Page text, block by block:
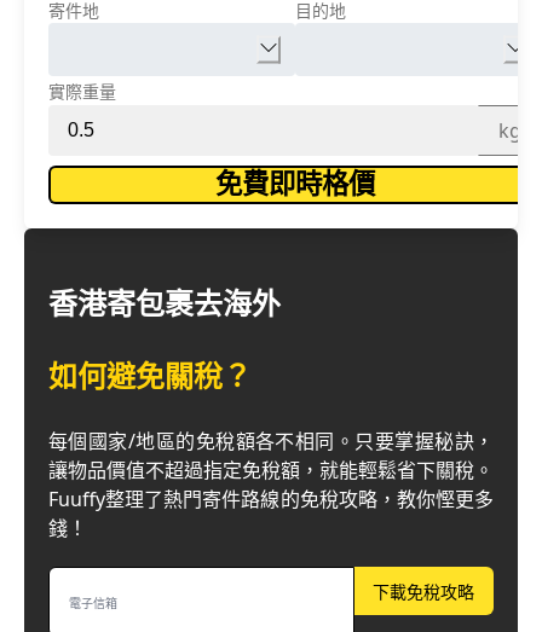
香港寄包裹去海外
如何避免關稅？
每個國家/地區的免稅額各不相同。只要掌握秘訣，
讓物品價值不超過指定免稅額，就能輕鬆省下關稅。
Fuuffy整理了熱門寄件路線的免稅攻略，教你慳更多
錢！
下載免稅攻略
寄件地 目的地
實際重量
kg
免費即時格價